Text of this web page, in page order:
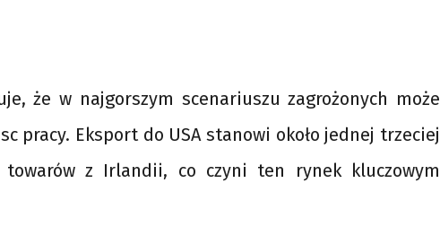
że w najgorszym scenariuszu zagrożonych może
pracy. Eksport do USA stanowi około jednej trzeciej
towarów z Irlandii, co czyni ten rynek kluczowym